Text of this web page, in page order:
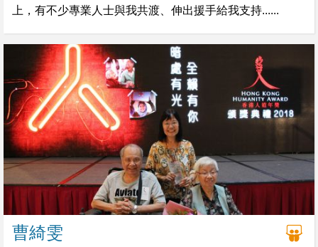
上，有不少專業人士與我共渡、伸出援手給我支持......
曹綺雯